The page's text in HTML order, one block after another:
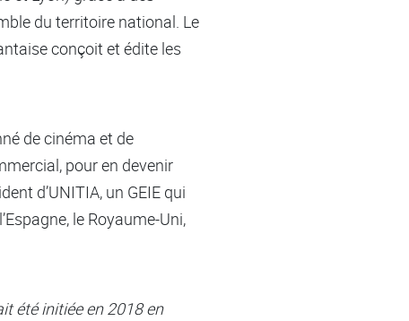
du territoire national. Le
conçoit et édite les
de cinéma et de
pour en devenir
d’UNITIA, un GEIE qui
le Royaume-Uni,
été initiée en 2018 en